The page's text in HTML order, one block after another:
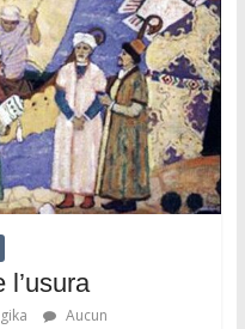
l’usura
Aucun